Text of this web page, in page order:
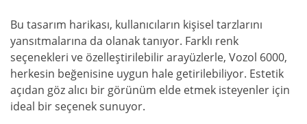
Bu tasarım harikası, kullanıcıların kişisel tarzlarını
yansıtmalarına da olanak tanıyor. Farklı renk
seçenekleri ve özelleştirilebilir arayüzlerle, Vozol 6000,
herkesin beğenisine uygun hale getirilebiliyor. Estetik
açıdan göz alıcı bir görünüm elde etmek isteyenler için
ideal bir seçenek sunuyor.